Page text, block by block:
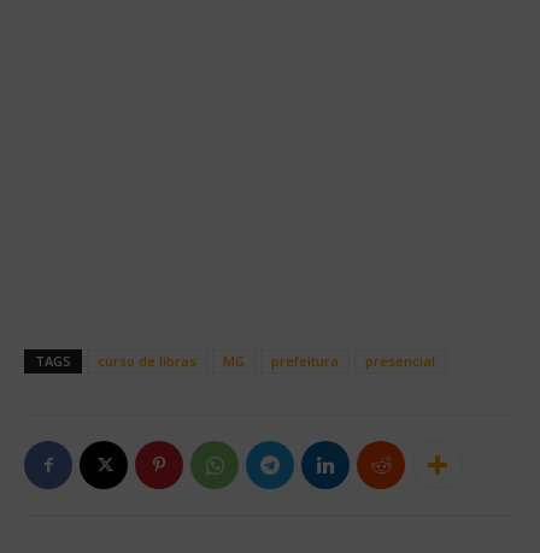
TAGS curso de libras MG prefeitura presencial